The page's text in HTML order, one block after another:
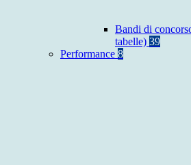
Bandi di
tabelle) 39
Performance 8